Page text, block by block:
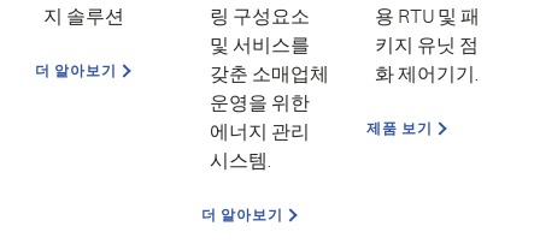
지 솔루션
더 알아보기
링 구성요소
및 서비스를
갖춘 소매업체
운영을 위한
에너지 관리
시스템.
더 알아보기
용 RTU 및 패
키지 유닛 점
화 제어기기.
제품 보기